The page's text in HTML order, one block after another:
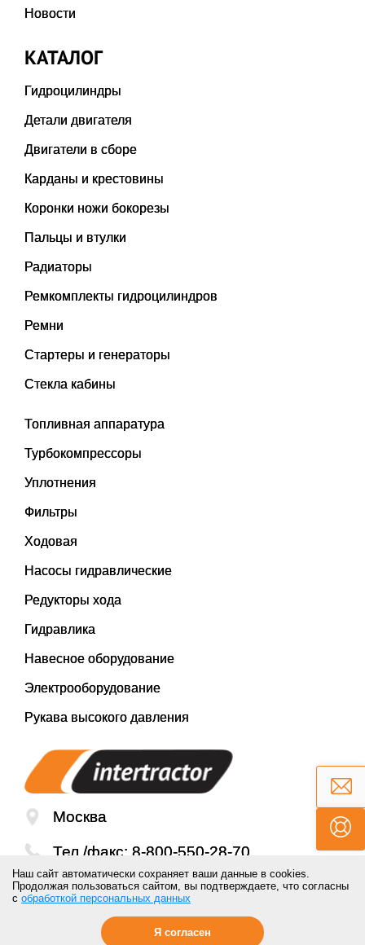
Новости
КАТАЛОГ
Гидроцилиндры
Детали двигателя
Двигатели в сборе
Карданы и крестовины
Коронки ножи бокорезы
Пальцы и втулки
Радиаторы
Ремкомплекты гидроцилиндров
Ремни
Стартеры и генераторы
Стекла кабины
Топливная аппаратура
Турбокомпрессоры
Уплотнения
Фильтры
Ходовая
Насосы гидравлические
Редукторы хода
Гидравлика
Навесное оборудование
Электрооборудование
Рукава высокого давления
Москва
Тел./факс: 8-800-550-28-70
Email:mail@inter-tractor.ru
Наш сайт автоматически сохраняет ваши данные в cookies.
Продолжая пользоваться сайтом, вы подтверждаете, что согласны
с обработкой персональных данных
Я согласен